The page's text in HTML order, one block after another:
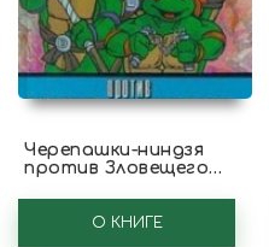
Черепашки-ниндзя
против Зловещего
О КНИГЕ